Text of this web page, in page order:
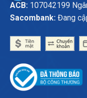
ACB:107042199
Sacombank:Đang